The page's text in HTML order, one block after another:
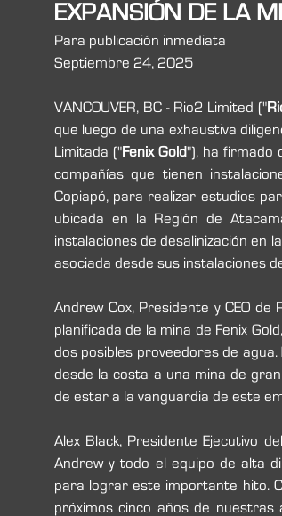
EXPANSIÓN DE LA
Para publicación inmediata
Septiembre 24, 2025
VANCOUVER, BC - Rio2 Limited ("
que luego de una exhaustiva
Limitada ("Fenix Gold"), ha firmado
compañías que tienen
Copiapó, para realizar estudios
ubicada en la Región de
instalaciones de desalinización en
asociada desde sus instalaciones
Andrew Cox, Presidente y CEO
planificada de la mina de Fenix
dos posibles proveedores de
desde la costa a una mina de
de estar a la vanguardia de este
Alex Black, Presidente Ejecutivo
Andrew y todo el equipo de alta
para lograr este importante hito.
próximos cinco años de nuestras